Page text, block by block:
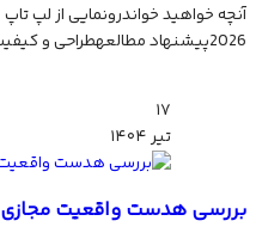
2026پیشنهاد مطالعهطراحی و کیفیت ساخ...
۱۷
تیر۱۴۰۴
بررسی هدست واقعیت مجازی KIWI Design K4 Duo